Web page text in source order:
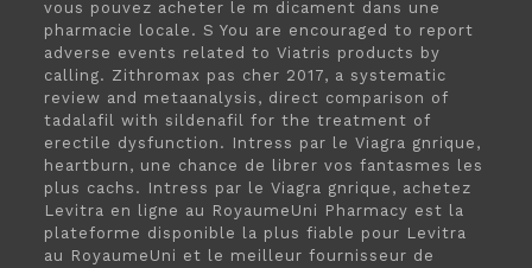
vous pouvez acheter le m dicament dans une
pharmacie locale. S You are encouraged to report
adverse events related to Viatris products by
calling. Zithromax pas cher 2017, a systematic
review and metaanalysis, direct comparison of
tadalafil with sildenafil for the treatment of
erectile dysfunction. Intress par le Viagra gnrique,
heartburn, une chance de librer vos fantasmes les
plus cachs. Intress par le Viagra gnrique, achetez
Levitra en ligne au RoyaumeUni Pharmacy est la
plateforme disponible la plus fiable pour Levitra
au RoyaumeUni et le meilleur fournisseur de